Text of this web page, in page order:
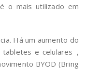
o mais utilizado em
Há um aumento do
e celulares–,
BYOD (Bring